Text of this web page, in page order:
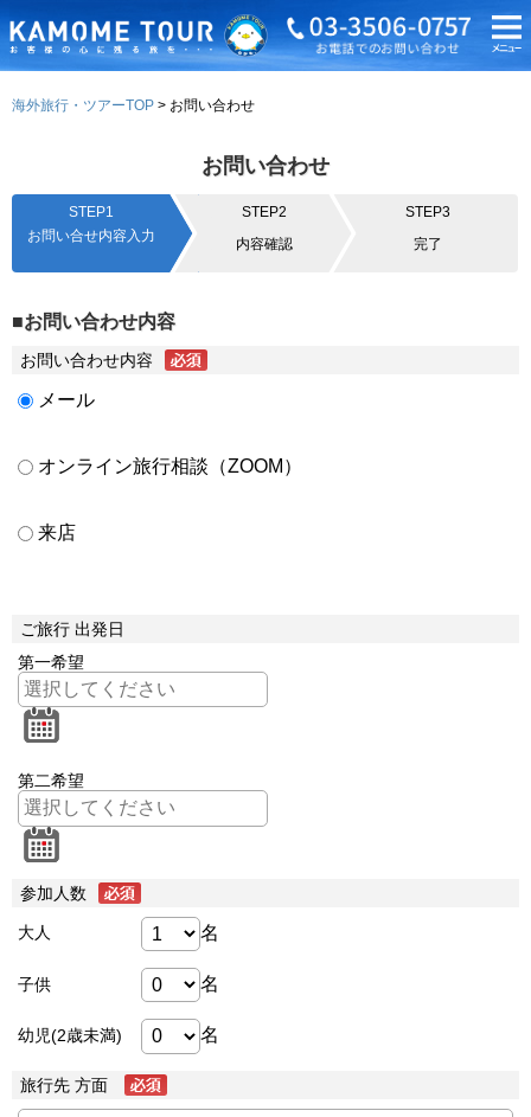
海外旅行・ツアーTOP お問い合わせ
お問い合わせ
STEP1
お問い合せ内容入力
STEP2
内容確認
STEP3
完了
■お問い合わせ内容
お問い合わせ内容
メール
オンライン旅行相談（ZOOM）
来店
ご旅行 出発日
第一希望
第二希望
参加人数
大人 名
子供 名
幼児(2歳未満) 名
旅行先 方面